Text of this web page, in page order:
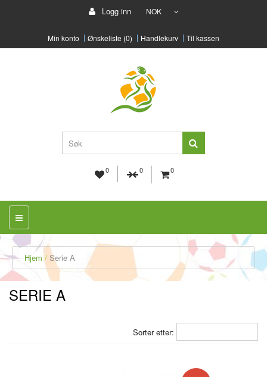
Logg inn NOK
Min konto Ønskeliste (0) Handlekurv Til kassen
0 0 0
Hjem Serie A
SERIE A
Sorter etter: